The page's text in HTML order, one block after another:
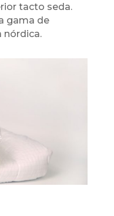
tacto seda.
gama de
nórdica.